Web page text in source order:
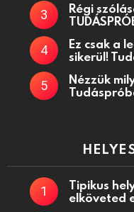
Régi
Ez csak a
sikerül!
Nézzük
Tipikus
elköveted